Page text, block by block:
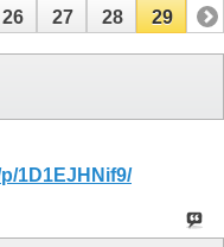
26 27 28 29
1D1EJHNif9/